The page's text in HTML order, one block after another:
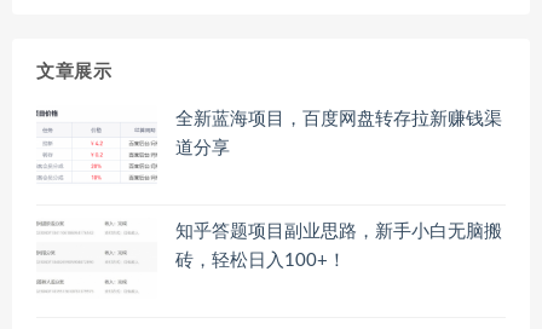
文章展示
全新蓝海项目，百度网盘转存拉新赚钱渠
道分享
知乎答题项目副业思路，新手小白无脑搬
砖，轻松日入100+！